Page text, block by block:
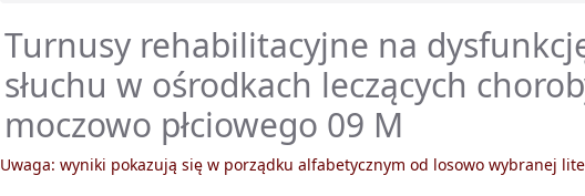
Turnusy rehabilitacyjne na
słuchu w ośrodkach leczących
moczowo płciowego 09 M
Uwaga: wyniki pokazują się w porządku alfabetycznym od losowo wybranej